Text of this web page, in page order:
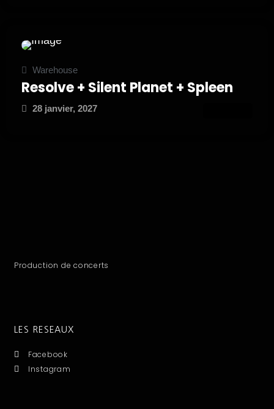
Warehouse
Resolve + Silent Planet + Spleen
28 janvier, 2027
Production de concerts
LES RESEAUX
Facebook
Instagram